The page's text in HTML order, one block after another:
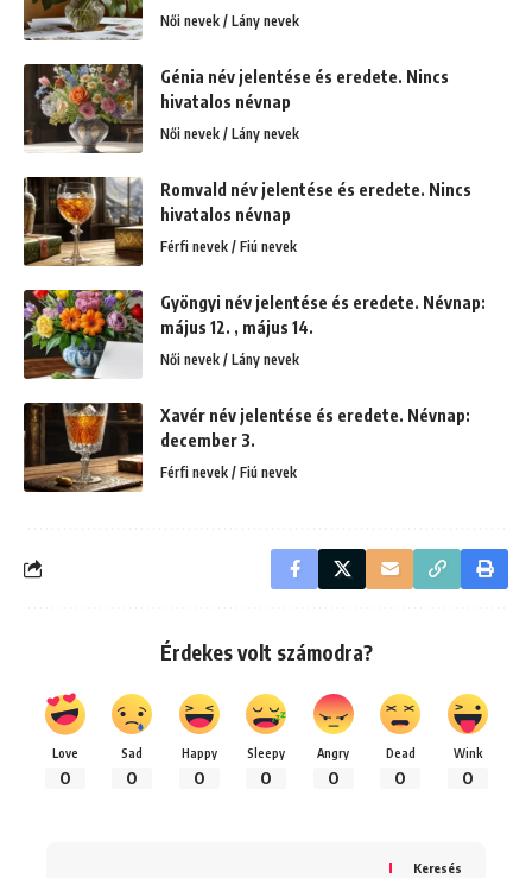
Női nevek / Lány nevek
Génia név jelentése és eredete. Nincs
hivatalos névnap
Női nevek / Lány nevek
Romvald név jelentése és eredete. Nincs
hivatalos névnap
Férfi nevek / Fiú nevek
Gyöngyi név jelentése és eredete. Névnap:
május 12. , május 14.
Női nevek / Lány nevek
Xavér név jelentése és eredete. Névnap:
december 3.
Férfi nevek / Fiú nevek
Érdekes volt számodra?
Love
0
Sad
0
Happy
0
Sleepy
0
Angry
0
Dead
0
Wink
0
Keresés